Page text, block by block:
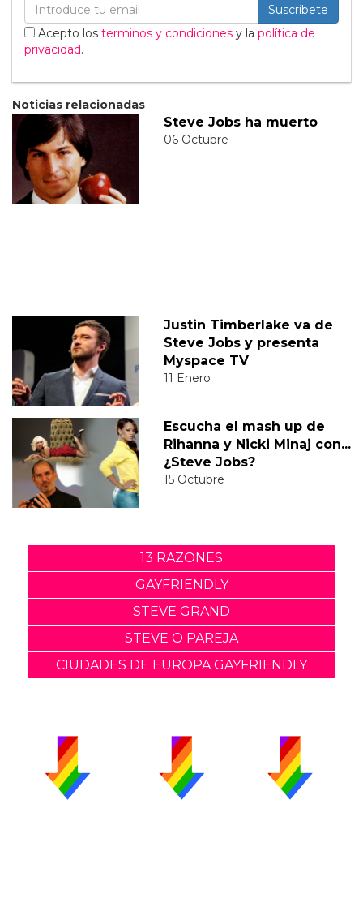
Suscribete
Acepto los terminos y condiciones y la política de
privacidad.
Noticias relacionadas
Steve Jobs ha muerto
06 Octubre
Justin Timberlake va de
Steve Jobs y presenta
Myspace TV
11 Enero
Escucha el mash up de
Rihanna y Nicki Minaj con...
¿Steve Jobs?
15 Octubre
13 RAZONES
GAYFRIENDLY
STEVE GRAND
STEVE O PAREJA
CIUDADES DE EUROPA GAYFRIENDLY